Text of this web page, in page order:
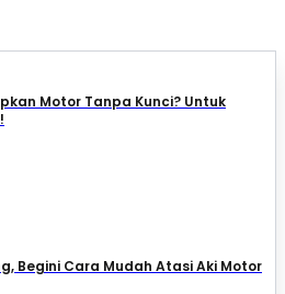
Motor Tanpa Kunci? Untuk
Begini Cara Mudah Atasi Aki Motor